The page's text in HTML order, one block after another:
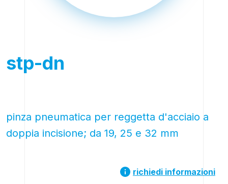
stp-dn
pinza pneumatica per reggetta d'acciaio a
doppia incisione; da 19, 25 e 32 mm
richiedi informazioni